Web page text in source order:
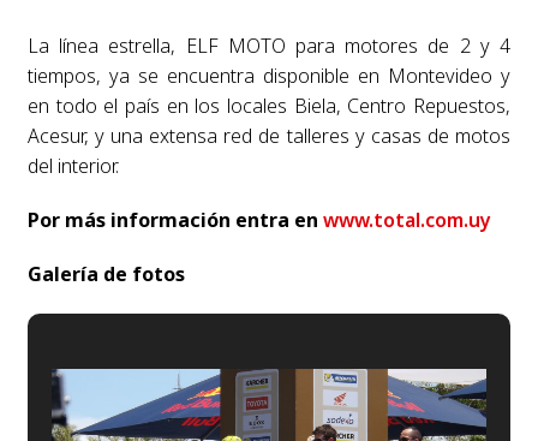
La línea estrella, ELF MOTO para motores de 2 y 4
tiempos, ya se encuentra disponible en Montevideo y
en todo el país en los locales Biela, Centro Repuestos,
Acesur, y una extensa red de talleres y casas de motos
del interior.
Por más información entra en www.total.com.uy
Galería de fotos